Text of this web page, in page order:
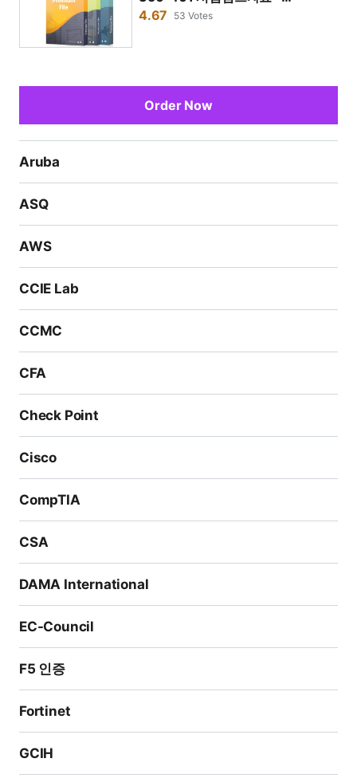
SPOTO의 테스트 서비스를 구매한 후, 우리는 24시간
질문은 언제든지 그녀에게 물어볼 수 있습니다.
Implementing Cisco Enterprise
4.67 53 Votes
Order Now
Aruba
ASQ
AWS
CCIE Lab
CCMC
CFA
Check Point
Cisco
CompTIA
CSA
DAMA International
EC-Council
F5 인증
Fortinet
GCIH